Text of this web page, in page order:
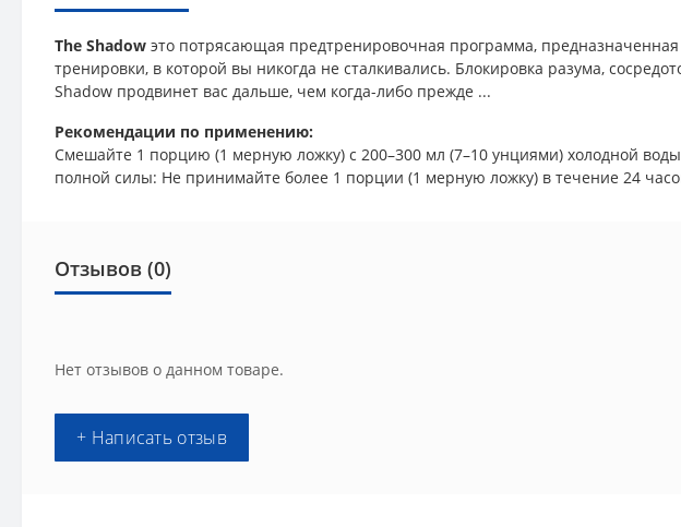
The Shadow это потрясающая предтренировочная программа, предназначенная
тренировки, в которой вы никогда не сталкивались. Блокировка разума,
Shadow продвинет вас дальше, чем когда-либо прежде ...
Рекомендации по применению:
Смешайте 1 порцию (1 мерную ложку) с 200–300 мл (7–10 унциями) холодной
полной силы: Не принимайте более 1 порции (1 мерную ложку) в течение 24
Отзывов (0)
Нет отзывов о данном товаре.
+ Написать отзыв